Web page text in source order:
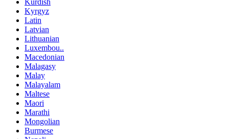
Kyrgyz
Latin
Latvian
Lithuanian
Luxembou..
Macedonian
Malagasy
Malay
Malayalam
Maltese
Maori
Marathi
Mongolian
Burmese